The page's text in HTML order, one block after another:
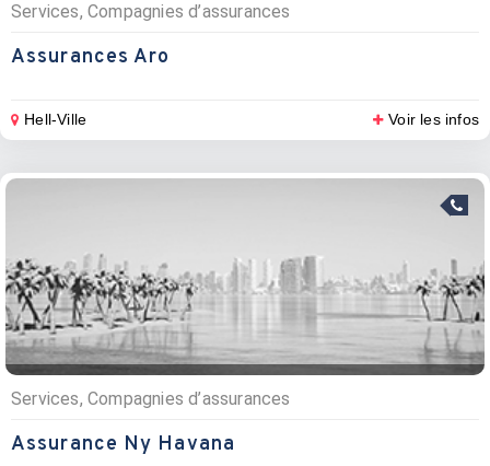
Services, Compagnies d’assurances
Assurances Aro
Hell-Ville Voir les infos
Services, Compagnies d’assurances
Assurance Ny Havana